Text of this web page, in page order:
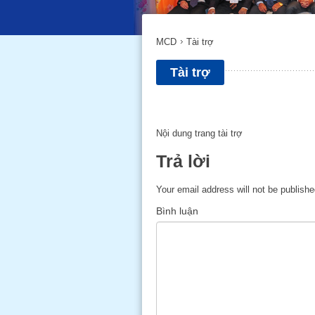
MCD Tài trợ
Tài trợ
Nội dung trang tài trợ
Trả lời
Your email address will not be
Bình luận